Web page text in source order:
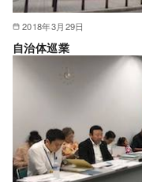
2018年3月29日
自治体巡業